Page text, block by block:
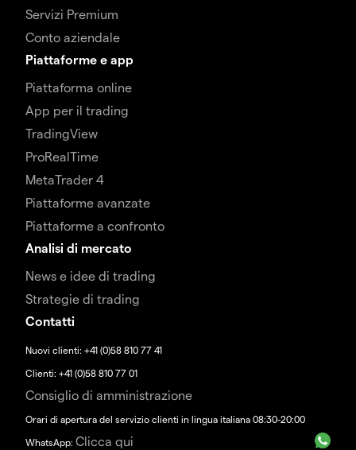
Servizi Premium
Conto aziendale
Piattaforme e app
Piattaforma online
App per il trading
TradingView
ProRealTime
MetaTrader 4
Piattaforme avanzate
Piattaforme a confronto
Analisi di mercato
News e idee di trading
Strategie di trading
Contatti
Nuovi clienti: +41 (0)58 810 77 41
Clienti: +41 (0)58 810 77 01
Consiglio di amministrazione
Orari di apertura del servizio clienti in lingua italiana 08:30-20:00
WhatsApp: Clicca qui